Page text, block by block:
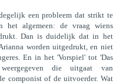
een probleem dat strikt te
het algemeen: de vraag wiens
Dan is duidelijk dat in het
worden uitgedrukt, en niet
En in het 'Vorspiel' tot 'Das
die uitgaat van
componist of de uitvoerder. Wat